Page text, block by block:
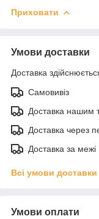
Приховати
Умови доставки
Доставка
Самовивіз
Доставка нашим
Доставка через
Доставка за
Всі умови доставки
Умови оплати